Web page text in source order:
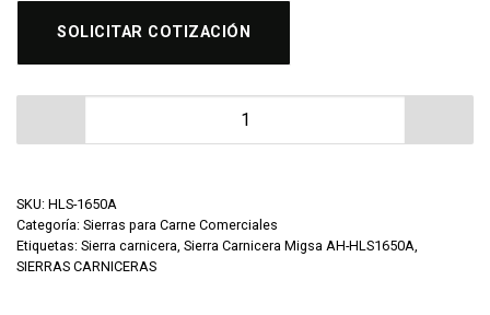
SOLICITAR COTIZACIÓN
Sierra Carnicera Migsa HLS-1650A cantidad
SKU: HLS-1650A
Categoría: Sierras para Carne Comerciales
Etiquetas: Sierra carnicera, Sierra Carnicera Migsa AH-HLS1650A,
SIERRAS CARNICERAS